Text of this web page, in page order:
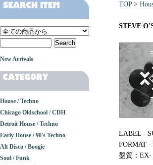
TOP>
STEVE
LABEL -
FORMAT -
盤質：
New Arrivals
House / Techno
Chicago Oldschool / CDH
Detroit House / Techno
Early House / 90's Techno
Alt Disco / Boogie
Soul / Funk